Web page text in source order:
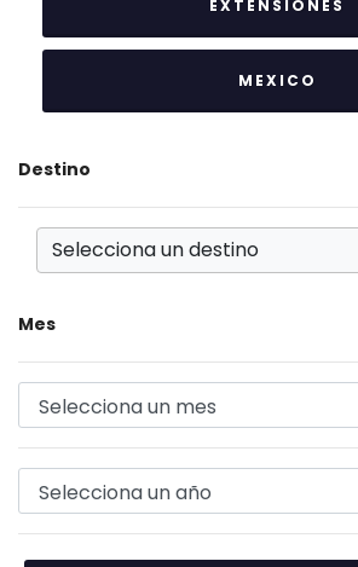
EXTENSIONES
MEXICO
Destino
Selecciona un destino
Mes